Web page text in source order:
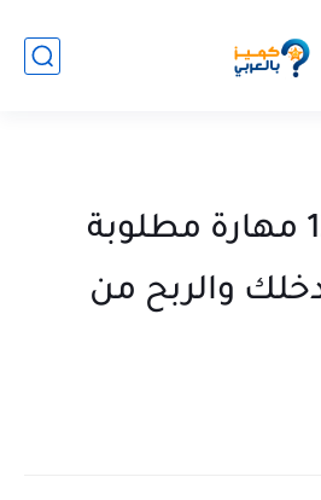
العمل الحر: 12 مهارة مطلوبة
والربح من